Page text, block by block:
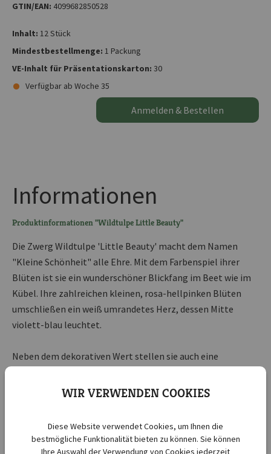
GTIN/EAN: 4099682850528
Inhalt: 12 Stück
Mindestbestellmenge: 1 Packung
VE-Inhalt für Präsentationskarton: 30
Verfügbar ab Woche 35
Anmelden & Bestellen
Informationen
Produktinformationen "Wildtulpe Little Beauty"
Die Zwerg Wildtulpe 'Little Beauty' macht dem Namen
"Kleine Schönheit" alle Ehre. Mit dem Farbenspiel ihrer
Blüten ist sie ein wunderschöner Blickfang im Beet wie im
Kübel. Ihre zahlreichen kleinen, rosa-hellpinken Blüten
umschließen ein weiß umrandetes Herz, dessen Mitte
violett-blau leuchtet.
Neben dem dekorativen Wert stellen sie auch eine
Blumen verwildern sehr gut.
Kurzbezeichnung :
Wildtulpe Little Beauty
WIR VERWENDEN COOKIES
Diese Website verwendet Cookies, um Ihnen die
bestmögliche Funktionalität bieten zu können. Sie können